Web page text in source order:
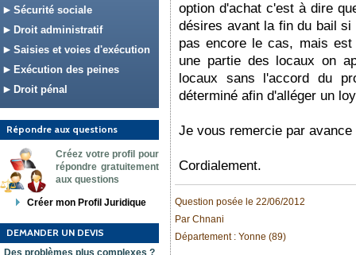
Sécurité sociale
Droit administratif
Saisies et voies d'exécution
Exécution des peines
Droit pénal
Répondre aux questions
Créez votre profil pour
répondre gratuitement
aux questions
Créer mon Profil Juridique
DEMANDER UN DEVIS
Des problèmes plus complexes ?
option d'achat c'est à dire
désires avant la fin du bail
pas encore le cas, mais
une partie des locaux on
locaux sans l'accord du
déterminé afin d'alléger un
Je vous remercie par
Cordialement.
Question posée le 22/06/2012
Par Chnani
Département : Yonne (89)